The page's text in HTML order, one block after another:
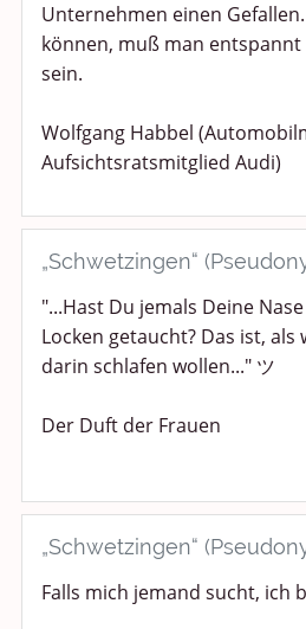
Unternehmen einen
können, muß man
sein.
Wolfgang Habbel
Aufsichtsratsmitglied Audi)
„Schwetzingen“
"...Hast Du jemals Deine
Locken getaucht? Das ist,
darin schlafen wollen..." ツ
Der Duft der Frauen
„Schwetzingen“
Falls mich jemand sucht, ich